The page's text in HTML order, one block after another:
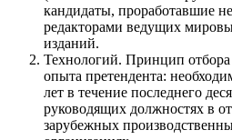
кандидаты, проработавшие
редакторами ведущих
изданий.
Технологий. Принцип отбора
опыта претендента:
лет в течение последнего
руководящих должностях в
зарубежных